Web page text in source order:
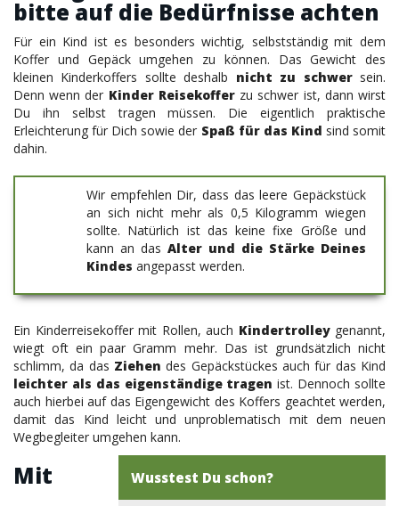
bitte auf die Bedürfnisse achten
Für ein Kind ist es besonders wichtig, selbstständig mit dem
Koffer und Gepäck umgehen zu können. Das Gewicht des
kleinen Kinderkoffers sollte deshalb nicht zu schwersein.
Denn wenn der Kinder Reisekofferzu schwer ist, dann wirst
Du ihn selbst tragen müssen. Die eigentlich praktische
Erleichterung für Dich sowie der Spaß für das Kind sind somit
dahin.
Wir empfehlen Dir, dass das leere Gepäckstück
an sich nicht mehr als 0,5 Kilogramm wiegen
sollte. Natürlich ist das keine fixe Größe und
kann an das Alter und die Stärke Deines
Kindes angepasst werden.
Ein Kinderreisekoffer mit Rollen, auch Kindertrolleygenannt,
wiegt oft ein paar Gramm mehr. Das ist grundsätzlich nicht
schlimm, da das Ziehen des Gepäckstückes auch für das Kind
leichter als das eigenständige tragen ist. Dennoch sollte
auch hierbei auf das Eigengewicht des Koffers geachtet werden,
damit das Kind leicht und unproblematisch mit dem neuen
Wegbegleiter umgehen kann.
Wusstest Du schon?
Mit